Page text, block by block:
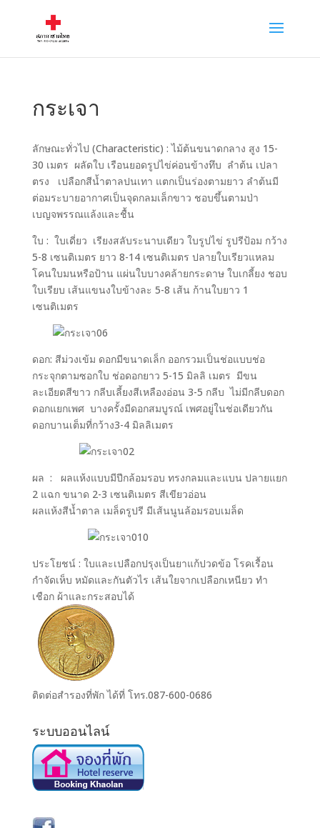
กระเจา
ลักษณะทั่วไป (Characteristic) : ไม้ต้นขนาดกลาง สูง 15-
30 เมตร ผลัดใบ เรือนยอดรูปไข่ค่อนข้างทึบ ลำต้น เปลา
ตรง เปลือกสีน้ำตาลปนเทา แตกเป็นร่องตามยาว ลำต้นมี
ต่อมระบายอากาศเป็นจุดกลมเล็กขาว ชอบขึ้นตามป่า
เบญจพรรณแล้งและชื้น
ใบ : ใบเดี่ยว เรียงสลับระนาบเดียว ใบรูปไข่ รูปรีป้อม กว้าง
5-8 เซนติเมตร ยาว 8-14 เซนติเมตร ปลายใบเรียวแหลม
โคนใบมนหรือป้าน แผ่นใบบางคล้ายกระดาษ ใบเกลี้ยง ชอบ
ใบเรียบ เส้นแขนงใบข้างละ 5-8 เส้น ก้านใบยาว 1
เซนติเมตร
ดอก: สีม่วงเข้ม ดอกมีขนาดเล็ก ออกรวมเป็นช่อแบบช่อ
กระจุกตามซอกใบ ช่อดอกยาว 5-15 มิลลิ เมตร มีขน
ละเอียดสีขาว กลีบเลี้ยงสีเหลืองอ่อน 3-5 กลีบ ไม่มีกลีบดอก
ดอกแยกเพศ บางครั้งมีดอกสมบูรณ์ เพศอยู่ในช่อเดียวกัน
ดอกบานเต็มที่กว้าง3-4 มิลลิเมตร
ผล : ผลแห้งแบบมีปีกล้อมรอบ ทรงกลมและแบน ปลายแยก
2 แฉก ขนาด 2-3 เซนติเมตร สีเขียวอ่อน
ผลแห้งสีน้ำตาล เมล็ดรูปรี มีเส้นนูนล้อมรอบเมล็ด
ประโยชน์ : ใบและเปลือกปรุงเป็นยาแก้ปวดข้อ โรคเรื้อน
กำจัดเห็บ หมัดและกันตัวไร เส้นใยจากเปลือกเหนียว ทำ
เชือก ผ้าและกระสอบได้
ติดต่อสำรองที่พัก ได้ที่ โทร.087-600-0686
ระบบออนไลน์